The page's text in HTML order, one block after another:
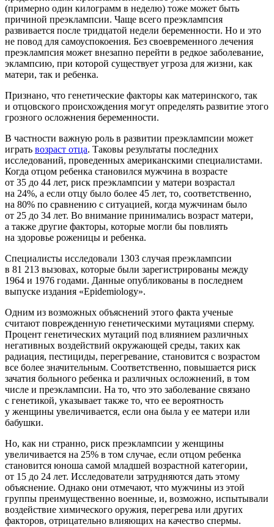
(примерно один килограмм в неделю) тоже может быть
причиной преэклампсии. Чаще всего преэклампсия
развивается после тридцатой недели беременности. Но и это
не повод для самоуспокоения. Без своевременного лечения
преэклампсия может внезапно перейти в редкое заболевание,
эклампсию, при которой существует угроза для жизни, как
матери, так и ребенка.
Признано, что генетические факторы как материнского, так
и отцовского происхождения могут определять развитие этого
грозного осложнения беременности.
В частности важную роль в развитии преэклампсии может
играть возраст отца. Таковы результаты последних
исследований, проведенных американскими специалистами.
Когда отцом ребенка становился мужчина в возрасте
от 35 до 44 лет, риск преэклампсии у матери возрастал
на 24%, а если отцу было более 45 лет, то, соответственно,
на 80% по сравнению с ситуацией, когда мужчинам было
от 25 до 34 лет. Во внимание принимались возраст матери,
а также другие факторы, которые могли бы повлиять
на здоровье роженицы и ребенка.
Специалисты исследовали 1303 случая преэклампсии
в 81 213 вызовах, которые были зарегистрированы между
1964 и 1976 годами. Данные опубликованы в последнем
выпуске издания «Epidemiology».
Одним из возможных объяснений этого факта ученые
считают поврежденную генетическими мутациями сперму.
Процент генетических мутаций под влиянием различных
негативных воздействий окружающей среды, таких как
радиация, пестициды, перегревание, становится с возрастом
все более значительным. Соответственно, повышается риск
зачатия больного ребенка и различных осложнений, в том
числе и преэклампсии. На то, что это заболевание связано
с генетикой, указывает также то, что ее вероятность
у женщины увеличивается, если она была у ее матери или
бабушки.
Но, как ни странно, риск преэклампсии у женщины
увеличивается на 25% в том случае, если отцом ребенка
становится юноша самой младшей возрастной категории,
от 15 до 24 лет. Исследователи затрудняются дать этому
объяснение. Однако они отмечают, что мужчины из этой
группы преимущественно военные, и, возможно, испытывали
воздействие химического оружия, перегрева или других
факторов, отрицательно влияющих на качество спермы.